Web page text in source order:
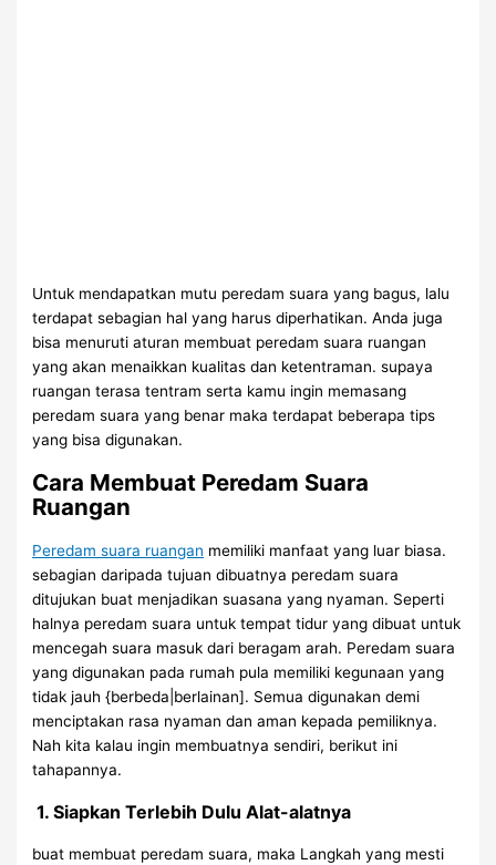
Untuk mendapatkan mutu peredam suara yang bagus, lalu
terdapat sebagian hal yang harus diperhatikan. Anda juga
bisa menuruti aturan membuat peredam suara ruangan
yang akan menaikkan kualitas dan ketentraman. supaya
ruangan terasa tentram serta kamu ingin memasang
peredam suara yang benar maka terdapat beberapa tips
yang bisa digunakan.
Cara Membuat Peredam Suara
Ruangan
Peredam suara ruangan memiliki manfaat yang luar biasa.
sebagian daripada tujuan dibuatnya peredam suara
ditujukan buat menjadikan suasana yang nyaman. Seperti
halnya peredam suara untuk tempat tidur yang dibuat untuk
mencegah suara masuk dari beragam arah. Peredam suara
yang digunakan pada rumah pula memiliki kegunaan yang
tidak jauh {berbeda|berlainan]. Semua digunakan demi
menciptakan rasa nyaman dan aman kepada pemiliknya.
Nah kita kalau ingin membuatnya sendiri, berikut ini
tahapannya.
1. Siapkan Terlebih Dulu Alat-alatnya
buat membuat peredam suara, maka Langkah yang mesti